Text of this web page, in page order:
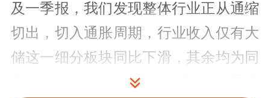
及一季报，我们发现整体行业正从通缩
切出，切入通胀周期，行业收入仅有大
储这一细分板块同比下滑，其余均为同
比增长，如光伏行业更实现了7个季度